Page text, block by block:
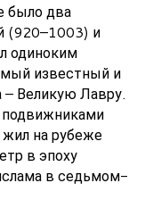
было два
(920–1003) и
одиноким
известный и
Великую Лавру.
на рубеже
в эпоху
в седьмом-